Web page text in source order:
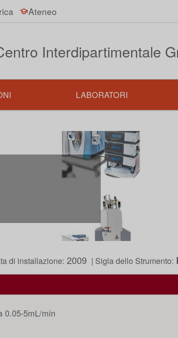
Ateneo
Interdipartimentale
LABORATORI
di installazione: 2009 | Sigla dello Strumento:
0.05-5mL/min